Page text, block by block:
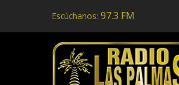
Escúchanos: 97.3 FM